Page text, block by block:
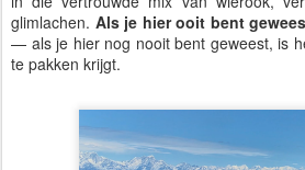
glimlachen. Als je hier ooit bent
— als je hier nog nooit bent geweest, is
te pakken krijgt.